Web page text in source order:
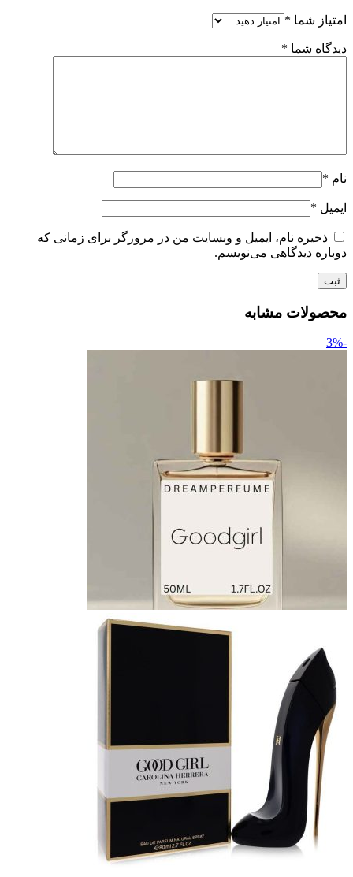
امتیاز شما *
دیدگاه شما *
نام *
ایمیل *
ذخیره نام، ایمیل و وبسایت من در مرورگر برای زمانی که
دوباره دیدگاهی می‌نویسم.
محصولات مشابه
-3%